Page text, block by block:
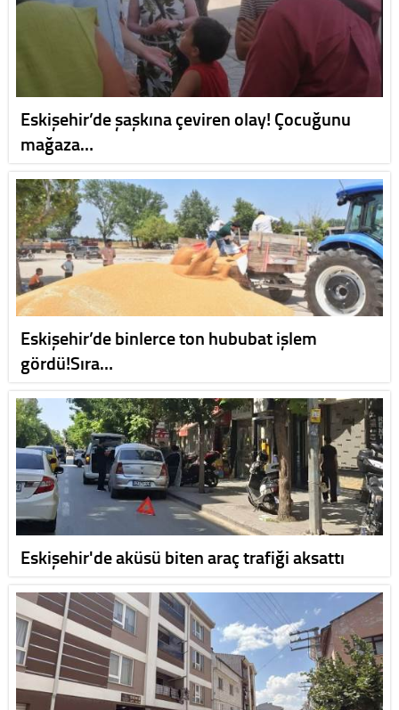
Eskişehir’de şaşkına çeviren olay! Çocuğunu
mağaza…
Eskişehir’de binlerce ton hububat işlem
gördü!Sıra…
Eskişehir'de aküsü biten araç trafiği aksattı